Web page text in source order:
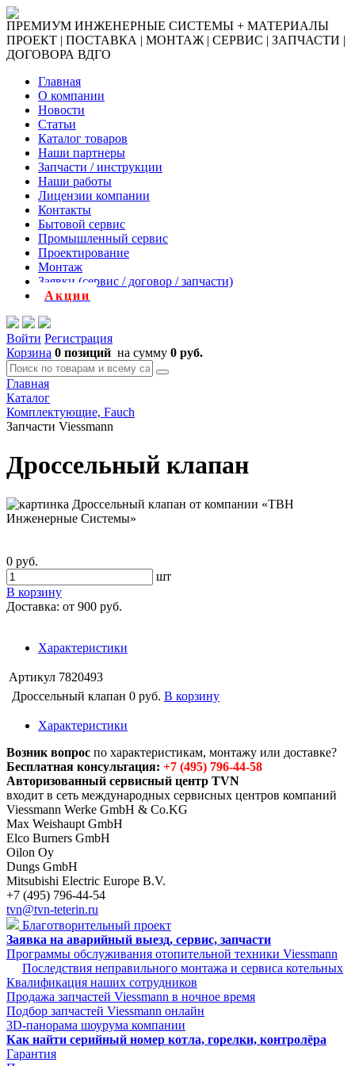
ПРЕМИУМ ИНЖЕНЕРНЫЕ СИСТЕМЫ + МАТЕРИАЛЫ
ПРОЕКТ | ПОСТАВКА | МОНТАЖ | СЕРВИС | ЗАПЧАСТИ |
ДОГОВОРА ВДГО
Главная
О компании
Новости
Статьи
Каталог товаров
Наши партнеры
Запчасти / инструкции
Наши работы
Лицензии компании
Контакты
Бытовой сервис
Промышленный сервис
Проектирование
Монтаж
Заявки (сервис / договор / запчасти)
Акции
Войти Регистрация
Корзина 0 позиций на сумму 0 руб.
Главная
Каталог
Комплектующие, Fauch
Запчасти Viessmann
Дроссельный клапан
0 руб.
шт
В корзину
Доставка: от 900 руб.
Характеристики
Артикул 7820493
Дроссельный клапан 0 руб. В корзину
Характеристики
Возник вопрос по характеристикам, монтажу или доставке?
Бесплатная консультация: +7 (495) 796-44-58
Авторизованный сервисный центр TVN
входит в сеть международных сервисных центров компаний
Viessmann Werke GmbH & Co.KG
Max Weishaupt GmbH
Elco Burners GmbH
Oilon Oy
Dungs GmbH
Mitsubishi Electric Europe B.V.
+7 (495) 796-44-54
tvn@tvn-teterin.ru
Благотворительный проект
Заявка на аварийный выезд, сервис, запчасти
Программы обслуживания отопительной техники Viessmann
Последствия неправильного монтажа и сервиса котельных
Квалификация наших сотрудников
Продажа запчастей Viessmann в ночное время
Подбор запчастей Viessmann онлайн
3D-панорама шоурума компании
Как найти серийный номер котла, горелки, контролёра
Гарантия